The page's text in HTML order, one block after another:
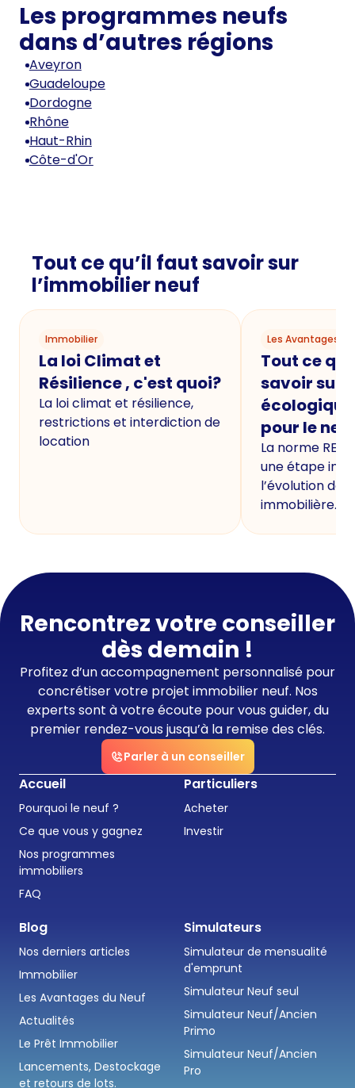
Les programmes neufs
dans d’autres régions
Aveyron
Guadeloupe
Dordogne
Rhône
Haut-Rhin
Côte-d'Or
Tout ce qu’il faut savoir sur
l’immobilier neuf
Immobilier
La loi Climat et
Résilience , c'est quoi?
La loi climat et résilience,
restrictions et interdiction de
location
Les Avantages
Tout ce
savoir sur
écologique
pour le
La norme
une étape
l’évolution de
immobilière.
Rencontrez votre conseiller
dès demain !
Profitez d’un accompagnement personnalisé pour
concrétiser votre projet immobilier neuf. Nos
experts sont à votre écoute pour vous guider, du
premier rendez-vous jusqu’à la remise des clés.
Parler à un conseiller
Accueil
Pourquoi le neuf ?
Ce que vous y gagnez
Nos programmes
immobiliers
FAQ
Particuliers
Acheter
Investir
Blog
Nos derniers articles
Immobilier
Les Avantages du Neuf
Actualités
Le Prêt Immobilier
Lancements, Destockage
et retours de lots.
Simulateurs
Simulateur de mensualité
d'emprunt
Simulateur Neuf seul
Simulateur Neuf/Ancien
Primo
Simulateur Neuf/Ancien
Pro